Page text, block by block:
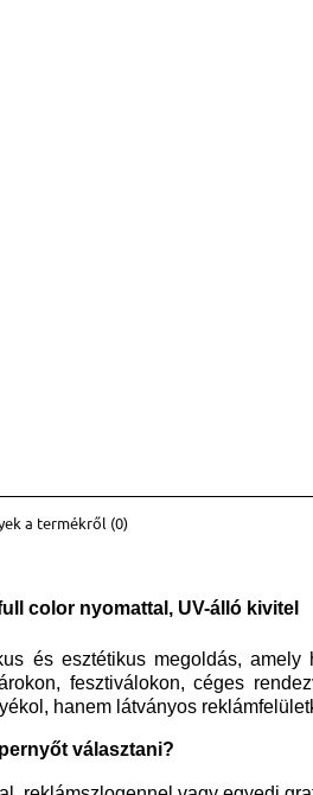
a termékről (0)
color nyomattal, UV-álló kivitel
és esztétikus megoldás,
fesztiválokon, céges
hanem látványos
választani?